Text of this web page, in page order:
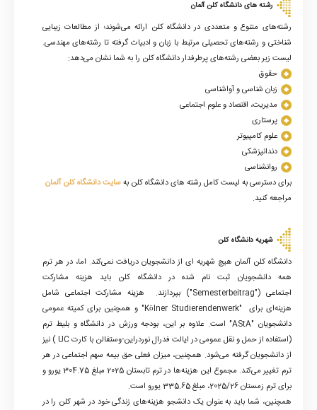
رشته های دانشگاه کلن آلمان
رشته‌های متنوع و متعددی در دانشگاه کلن ارائه می‌شوند؛ از مطالعات زیبایی
شناختی و رشته‌های تحصیلی مرتبط با زبان و ادبیات گرفته تا رشته‌های مهندسی.
لیست زیر بعضی رشته‌های پرطرفدار دانشگاه کلن را به شما نشان می‌دهد:
حقوق
زبان شناسی و آواشناسی
مدیریت، اقتصاد و علوم اجتماعی
پرستاری
علوم کامپیوتر
دندانپزشکی
روانشناسی
برای دسترسی به لیست کامل رشته های دانشگاه کلن بهسایت دانشگاه کلن آلمان
مراجعه کنید.
شهریه دانشگاه کلن
دانشگاه کلن آلمان هیچ شهریه ای از دانشجویان دریافت نمی‌کند. اما، در هر ترم
همه دانشجویان ثبت نام شده در دانشگاه کلن باید هزینه مشارکت
اجتماعی ("Semesterbeitrag") بپردازند. هزینه مشارکت اجتماعی شامل
هزینه‌ای برای "Kölner Studierendenwerk" و همچنین برای کمیته عمومی
دانشجویان "AStA" است. علاوه بر این، بودجه ورزش در دانشگاه و بلیط ترم
(استفاده از حمل و نقل عمومی در ایالت فدرال نوردراین-وستفالن با کارتUC) نیز
از دانشجویان گرفته می‌شود. همچنین، میزان فعلی حق بیمه سهم اجتماعی در هر
ترم تغییر می‌کند. مجموع این هزینه‌ها در ترم تابستان 2025 مبلغ 304.75 یورو و
برای ترم زمستان 2025/26، مبلغ 335.65 یورو است
.
همچنین، شما باید به عنوان یک دانشجو هزینه‌های زندگی خود در شهر کلن را در